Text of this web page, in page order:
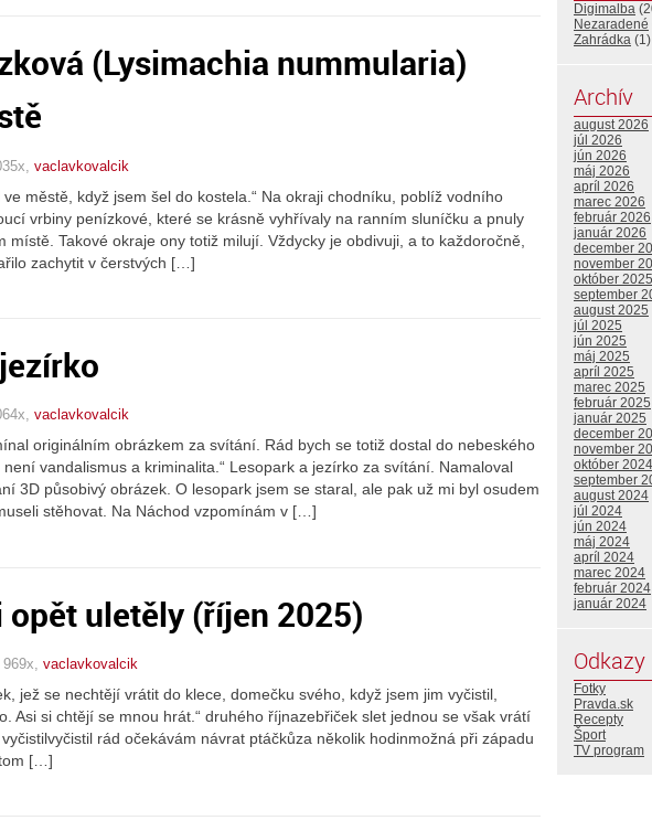
(Lysimachia nummularia)
vaclavkovalcik
ve městě, když jsem šel do kostela.“ Na okraji chodníku, poblíž vodního
vrbiny penízkové, které se krásně vyhřívaly na ranním sluníčku a pnuly
místě. Takové okraje ony totiž milují. Vždycky je obdivuji, a to každoročně,
zachytit v čerstvých […]
vaclavkovalcik
originálním obrázkem za svítání. Rád bych se totiž dostal do nebeského
vandalismus a kriminalita.“ Lesopark a jezírko za svítání. Namaloval
3D působivý obrázek. O lesopark jsem se staral, ale pak už mi byl osudem
stěhovat. Na Náchod vzpomínám v […]
uletěly (říjen 2025)
vaclavkovalcik
jež se nechtějí vrátit do klece, domečku svého, když jsem jim vyčistil,
Asi si chtějí se mnou hrát.“ druhého říjnazebřiček slet jednou se však vrátí
rád očekávám návrat ptáčkůza několik hodinmožná při západu
[…]
Digimalba
Nezaradené
Zahrádka (1)
Archív
august 2026
júl 2026
jún 2026
máj 2026
apríl 2026
marec 2026
február 2026
január 2026
december
november
október 2025
september
august 2025
júl 2025
jún 2025
máj 2025
apríl 2025
marec 2025
február 2025
január 2025
december
november
október 2024
september
august 2024
júl 2024
jún 2024
máj 2024
apríl 2024
marec 2024
február 2024
január 2024
Odkazy
Fotky
Pravda.sk
Recepty
Šport
TV program